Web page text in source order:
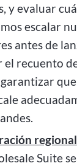
y evaluar
escalar
antes de
el recuento
regional
Suite